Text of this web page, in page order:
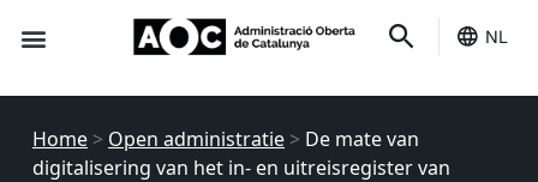
NL
Home > Open administratie > De mate van
digitalisering van het in- en uitreisregister van